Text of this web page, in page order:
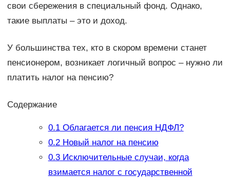
свои сбережения в специальный фонд. Однако,
такие выплаты – это и доход.
У большинства тех, кто в скором времени станет
пенсионером, возникает логичный вопрос – нужно ли
платить налог на пенсию?
Содержание
0.1Облагается ли пенсия НДФЛ?
0.2Новый налог на пенсию
0.3Исключительные случаи, когда
взимается налог с государственной